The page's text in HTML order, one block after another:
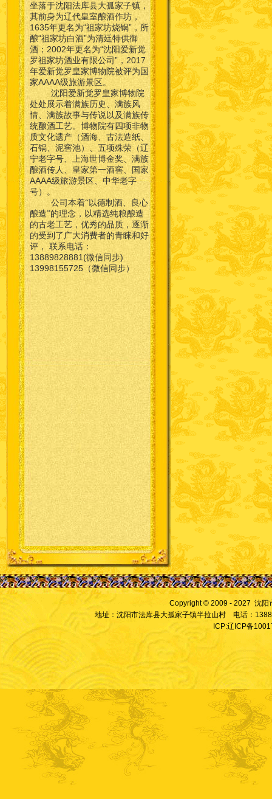
坐落于沈阳法库县大孤家子镇，
其前身为辽代皇室酿酒作坊，
1635年更名为“祖家坊烧锅”，所
酿“祖家坊白酒”为清廷特供御
酒；2002年更名为“沈阳爱新觉
罗祖家坊酒业有限公司”，2017
年爱新觉罗皇家博物院被评为国
家AAAA级旅游景区。
沈阳爱新觉罗皇家博物院
处处展示着满族历史、满族风
情、满族故事与传说以及满族传
统酿酒工艺。博物院有四项非物
质文化遗产（酒海、古法造纸、
石锅、泥窖池）、五项殊荣（辽
宁老字号、上海世博金奖、满族
酿酒传人、皇家第一酒窖、国家
AAAA级旅游景区、中华老字
号）。
公司本着“以德制酒、良心
酿造”的理念，以精选纯粮酿造
的古老工艺，优秀的品质，逐渐
的受到了广大消费者的青睐和好
评， 联系电话：
13889828881(微信同步)
13998155725（微信同步）
Copyright © 2009 - 2027 沈阳
地址：沈阳市法库县大孤家子镇半拉山村 电话：
ICP:辽ICP备